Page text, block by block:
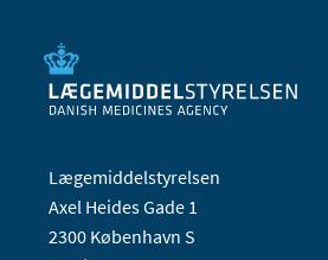
Lægemiddelstyrelsen
Axel Heides Gade 1
2300 København S